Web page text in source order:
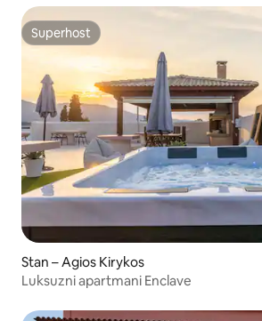
Superhost
Superhost
Stan – Agios Kirykos
Luksuzni apartmani Enclave